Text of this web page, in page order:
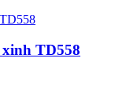
TD558